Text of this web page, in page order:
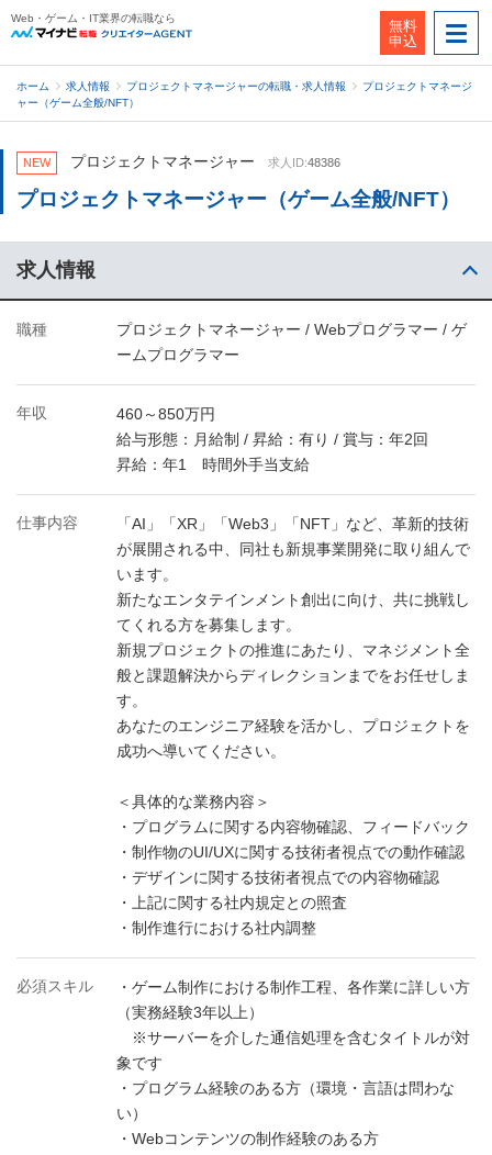
Web・ゲーム・IT業界の転職なら
無料
申込
ホーム 求人情報 プロジェクトマネージャーの転職・求人情報
プロジェクトマネージ
ャー（ゲーム全般/NFT）
NEW プロジェクトマネージャー 求人ID:48386
プロジェクトマネージャー（ゲーム全般/NFT）
求人情報
職種
プロジェクトマネージャー / Webプログラマー / ゲ
ームプログラマー
年収
460～850万円
給与形態：月給制 / 昇給：有り / 賞与：年2回
昇給：年1 時間外手当支給
仕事内容
「AI」「XR」「Web3」「NFT」など、革新的技術
が展開される中、同社も新規事業開発に取り組んで
います。
新たなエンタテインメント創出に向け、共に挑戦し
てくれる方を募集します。
新規プロジェクトの推進にあたり、マネジメント全
般と課題解決からディレクションまでをお任せしま
す。
あなたのエンジニア経験を活かし、プロジェクトを
成功へ導いてください。
＜具体的な業務内容＞
・プログラムに関する内容物確認、フィードバック
・制作物のUI/UXに関する技術者視点での動作確認
・デザインに関する技術者視点での内容物確認
・上記に関する社内規定との照査
・制作進行における社内調整
必須スキル
・ゲーム制作における制作工程、各作業に詳しい方
（実務経験3年以上）
※サーバーを介した通信処理を含むタイトルが対
象です
・プログラム経験のある方（環境・言語は問わな
い）
・Webコンテンツの制作経験のある方